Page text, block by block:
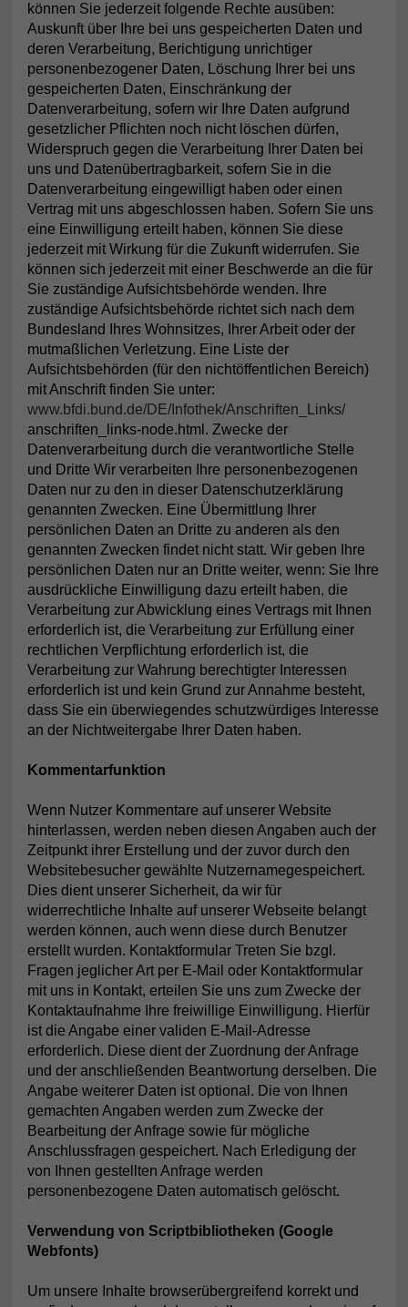
können Sie jederzeit folgende Rechte ausüben:
Auskunft über Ihre bei uns gespeicherten Daten und
deren Verarbeitung, Berichtigung unrichtiger
personenbezogener Daten, Löschung Ihrer bei uns
gespeicherten Daten, Einschränkung der
Datenverarbeitung, sofern wir Ihre Daten aufgrund
gesetzlicher Pflichten noch nicht löschen dürfen,
Widerspruch gegen die Verarbeitung Ihrer Daten bei
uns und Datenübertragbarkeit, sofern Sie in die
Datenverarbeitung eingewilligt haben oder einen
Vertrag mit uns abgeschlossen haben. Sofern Sie uns
eine Einwilligung erteilt haben, können Sie diese
jederzeit mit Wirkung für die Zukunft widerrufen. Sie
können sich jederzeit mit einer Beschwerde an die für
Sie zuständige Aufsichtsbehörde wenden. Ihre
zuständige Aufsichtsbehörde richtet sich nach dem
Bundesland Ihres Wohnsitzes, Ihrer Arbeit oder der
mutmaßlichen Verletzung. Eine Liste der
Aufsichtsbehörden (für den nichtöffentlichen Bereich)
mit Anschrift finden Sie unter:
www.bfdi.bund.de/DE/Infothek/Anschriften_Links/
anschriften_links-node.html. Zwecke der
Datenverarbeitung durch die verantwortliche Stelle
und Dritte Wir verarbeiten Ihre personenbezogenen
Daten nur zu den in dieser Datenschutzerklärung
genannten Zwecken. Eine Übermittlung Ihrer
persönlichen Daten an Dritte zu anderen als den
genannten Zwecken findet nicht statt. Wir geben Ihre
persönlichen Daten nur an Dritte weiter, wenn: Sie Ihre
ausdrückliche Einwilligung dazu erteilt haben, die
Verarbeitung zur Abwicklung eines Vertrags mit Ihnen
erforderlich ist, die Verarbeitung zur Erfüllung einer
rechtlichen Verpflichtung erforderlich ist, die
Verarbeitung zur Wahrung berechtigter Interessen
erforderlich ist und kein Grund zur Annahme besteht,
dass Sie ein überwiegendes schutzwürdiges Interesse
an der Nichtweitergabe Ihrer Daten haben.
Kommentarfunktion
Wenn Nutzer Kommentare auf unserer Website
hinterlassen, werden neben diesen Angaben auch der
Zeitpunkt ihrer Erstellung und der zuvor durch den
Websitebesucher gewählte Nutzernamegespeichert.
Dies dient unserer Sicherheit, da wir für
widerrechtliche Inhalte auf unserer Webseite belangt
werden können, auch wenn diese durch Benutzer
erstellt wurden. Kontaktformular Treten Sie bzgl.
Fragen jeglicher Art per E-Mail oder Kontaktformular
mit uns in Kontakt, erteilen Sie uns zum Zwecke der
Kontaktaufnahme Ihre freiwillige Einwilligung. Hierfür
ist die Angabe einer validen E-Mail-Adresse
erforderlich. Diese dient der Zuordnung der Anfrage
und der anschließenden Beantwortung derselben. Die
Angabe weiterer Daten ist optional. Die von Ihnen
gemachten Angaben werden zum Zwecke der
Bearbeitung der Anfrage sowie für mögliche
Anschlussfragen gespeichert. Nach Erledigung der
von Ihnen gestellten Anfrage werden
personenbezogene Daten automatisch gelöscht.
Verwendung von Scriptbibliotheken (Google
Webfonts)
Um unsere Inhalte browserübergreifend korrekt und